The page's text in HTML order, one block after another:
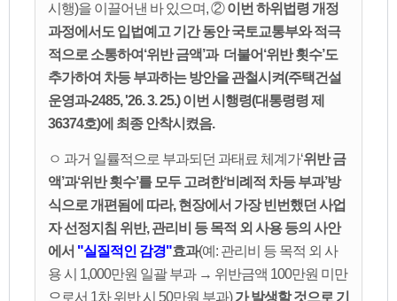
시행)을 이끌어낸 바 있으며, ②이번 하위법령 개정
과정에서도 입법예고 기간 동안 국토교통부와 적극
적으로 소통하여‘위반 금액’과 더불어‘위반 횟수’도
추가하여 차등 부과하는 방안을 관철시켜(주택건설
운영과-2485, '26. 3. 25.) 이번 시행령(대통령령 제
36374호)에 최종 안착시켰음.
ㅇ 과거 일률적으로 부과되던 과태료 체계가‘위반 금
액’과‘위반 횟수’를 모두 고려한‘비례적 차등 부과’방
식으로 개편됨에 따라, 현장에서 가장 빈번했던 사업
자 선정지침 위반, 관리비 등 목적 외 사용 등의 사안
에서 "실질적인 감경"효과(예: 관리비 등 목적 외 사
용 시 1,000만원 일괄 부과 → 위반금액 100만원 미만
으로서 1차 위반 시 50만원 부과)가 발생할 것으로 기